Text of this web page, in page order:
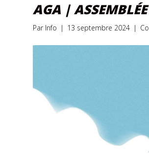
AGA |
Par Info | 13 septembre 2024 |